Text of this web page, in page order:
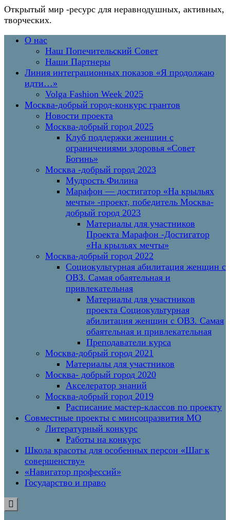
Открытый мир -ресурс для неравнодушных, активных,
творческих.
Перейти
содержимому
Основное
О нас
Наш Попечительский Совет
Наши Партнеры
Линия интеграционных показов «Я продолжаю
идти…»
Volga Fashion Week 2025
Москва-добрый город-конкурс грантов
Новости проекта
Москва-добрый город 2025
Клуб поддержки женщин с
ограничениями здоровья «Совет
Богинь»
Москва -добрый город 2023
Мудрость Филина
Марафон — достигатор «На крыльях
мечты» -проект, победитель Москва-
добрый город 2023
Материалы для участников
Проекта Марафон -Достигатор
«На крыльях мечты»
Москва-добрый город 2022
Социокультурная абилитация женщин с
ОВЗ. Самая обаятельная и
привлекательная
Материалы для участников
проекта Социокультурная
абилитация женщин с ОВЗ. Самая
обаятельная и привлекательная
Преподаватели курса
Москва-добрый город 2021
Материалы для участников
Москва- добрый город 2020
Акселератор знаний
Москва-добрый город 2019
Расписание мастер-классов по проекту
Совместные проекты с минсоцразвития МО
Литературный конкурс
Работы на конкурс
Школа красоты для особенных персон «Шаг к
совершенству»
«Навигатор профессий»
Государство и право